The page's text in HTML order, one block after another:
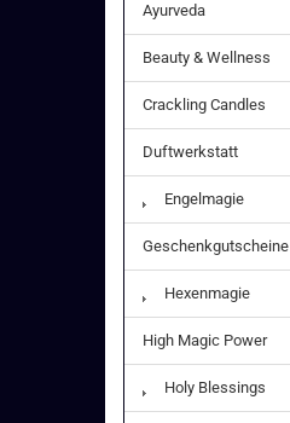
Ayurveda
Beauty & Wellness
Crackling Candles
Duftwerkstatt
Engelmagie
Geschenkgutscheine
Hexenmagie
High Magic Power
Holy Blessings